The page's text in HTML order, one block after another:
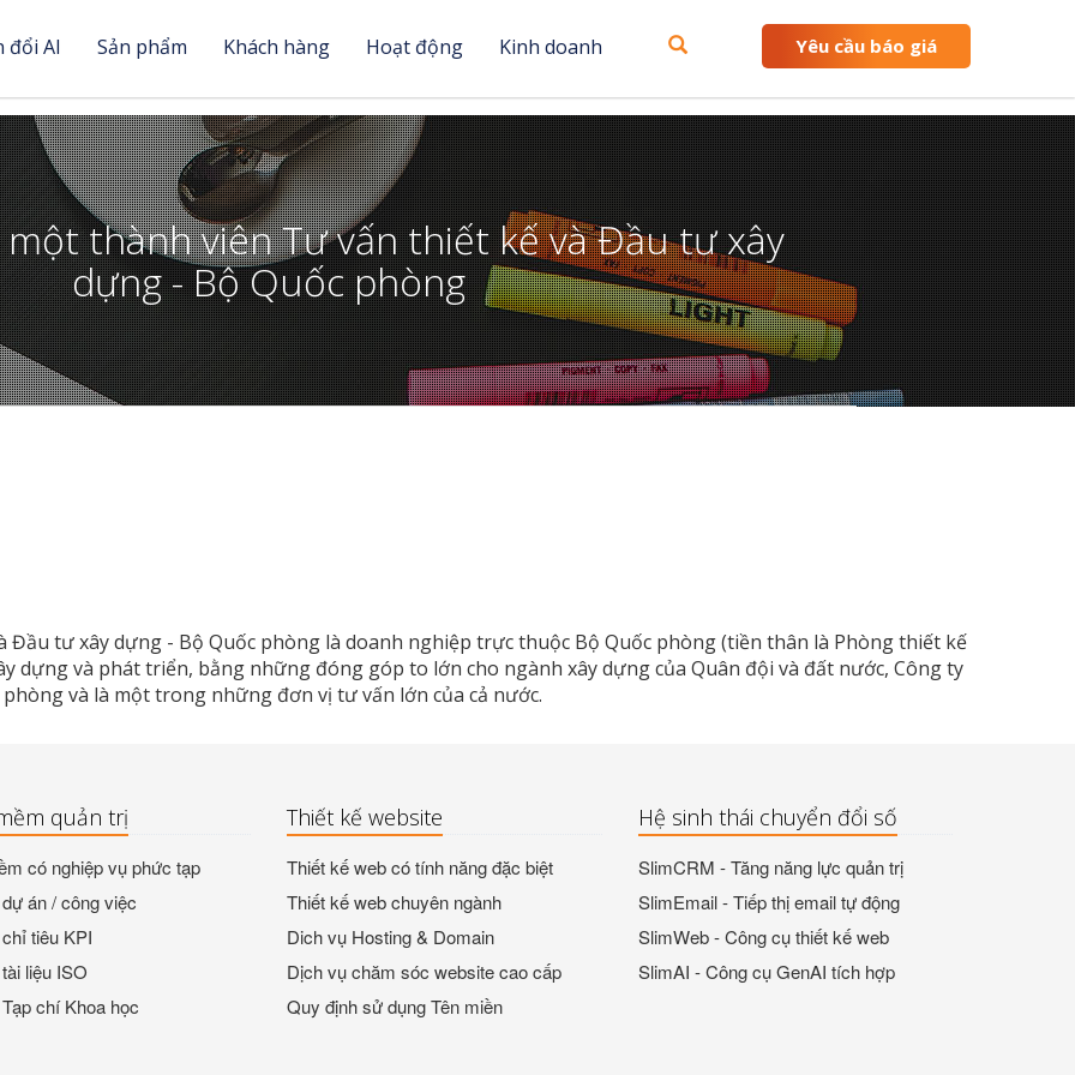
đổi AI Sản phẩm Khách hàng Hoạt động Kinh doanh Yêu cầu báo giá
một thành viên Tư vấn thiết kế và Đầu tư xây
dựng - Bộ Quốc phòng
tư xây dựng - Bộ Quốc phòng là doanh nghiệp trực thuộc Bộ Quốc phòng (tiền thân là Phòng thiết kế
dựng và phát triển, bằng những đóng góp to lớn cho ngành xây dựng của Quân đội và đất nước, Công ty
và là một trong những đơn vị tư vấn lớn của cả nước.
quản trị
có nghiệp vụ phức tạp
án / công việc
tiêu KPI
liệu ISO
chí Khoa học
Thiết kế website
Thiết kế web có tính năng đặc biệt
Thiết kế web chuyên ngành
Dich vụ Hosting & Domain
Dịch vụ chăm sóc website cao cấp
Quy định sử dụng Tên miền
Hệ sinh thái chuyển đổi số
SlimCRM - Tăng năng lực quản trị
SlimEmail - Tiếp thị email tự động
SlimWeb - Công cụ thiết kế web
SlimAI - Công cụ GenAI tích hợp